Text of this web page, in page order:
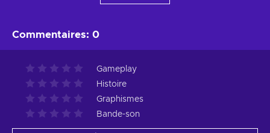
Commentaires: 0
Gameplay
Histoire
Graphismes
Bande-son